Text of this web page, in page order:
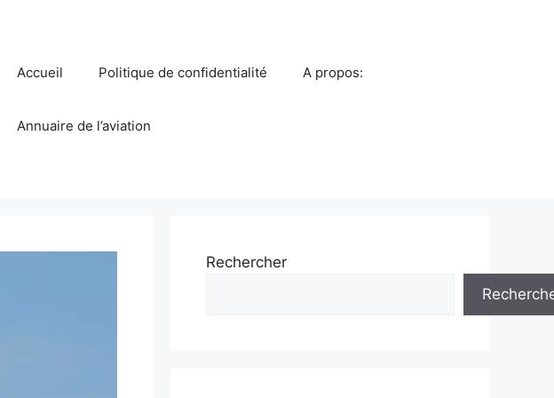
Accueil Politique de confidentialité A propos:
Annuaire de l’aviation
Rechercher